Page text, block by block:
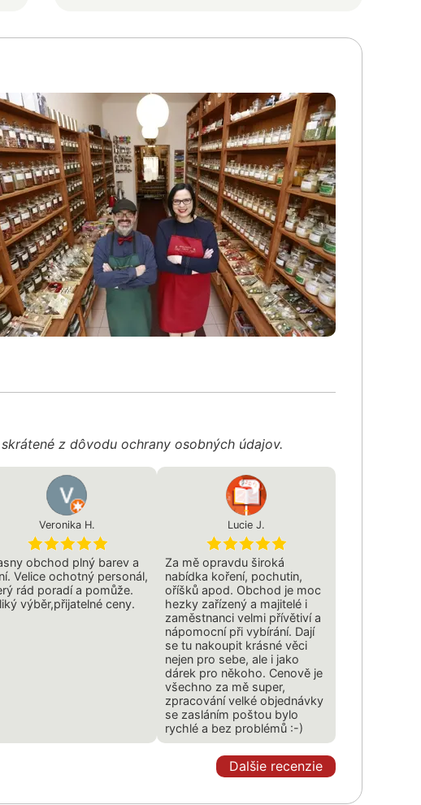
z dôvodu ochrany osobných údajov.
Veronika H.
obchod plný barev a
Velice ochotný personál,
rád poradí a pomůže.
výběr,přijatelné ceny.
Lucie J.
Za mě opravdu široká
nabídka koření, pochutin,
oříšků apod. Obchod je moc
hezky zařízený a majitelé i
zaměstnanci velmi přívětiví a
nápomocní při vybírání. Dají
se tu nakoupit krásné věci
nejen pro sebe, ale i jako
dárek pro někoho. Cenově je
všechno za mě super,
zpracování velké objednávky
se zasláním poštou bylo
rychlé a bez problémů :-)
Dalšie recenzie